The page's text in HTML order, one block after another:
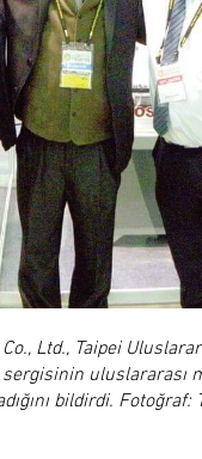
Ltd., Taipei
sergisinin uluslararası
bildirdi. Fotoğraf: